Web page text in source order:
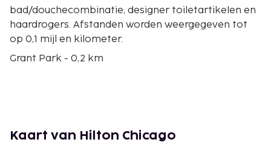
bad/douchecombinatie, designer toiletartikelen en
haardrogers. Afstanden worden weergegeven tot
op 0,1 mijl en kilometer.
Grant Park - 0,2 km
Dearborn Station - 0,5 km
Kaart van Hilton Chicago